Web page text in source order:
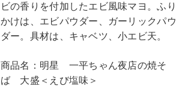
ビの香りを付加したエビ風味マヨ。ふり
かけは、エビパウダー、ガーリックパウ
ダー。具材は、キャベツ、小エビ天。
商品名：明星 一平ちゃん夜店の焼そ
ば 大盛＜えび塩味＞